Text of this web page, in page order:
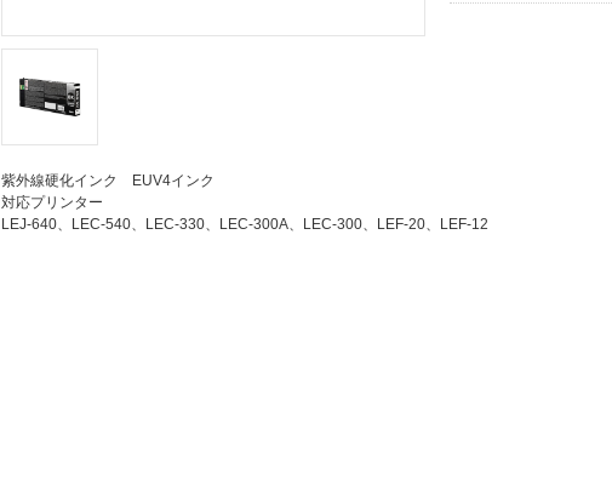
紫外線硬化インク EUV4インク
対応プリンター
LEJ-640、LEC-540、LEC-330、LEC-300A、LEC-300、LEF-20、LEF-12